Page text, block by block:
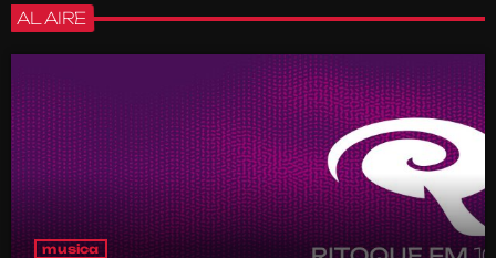
AL AIRE
musica